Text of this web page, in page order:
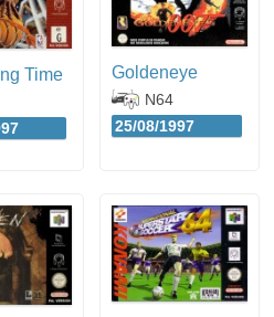
Time Goldeneye
N64
25/08/1997